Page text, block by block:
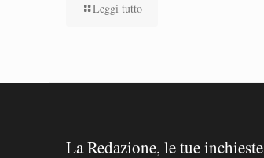
Leggi tutto
La Redazione, le tue inchieste